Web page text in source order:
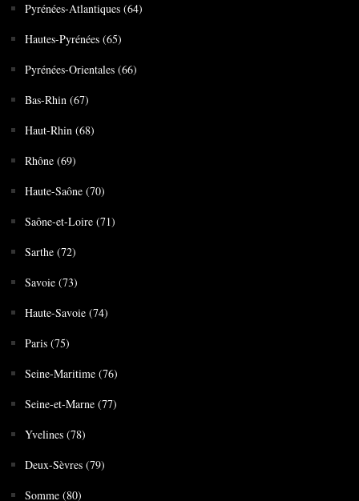
Pyrénées-Atlantiques (64)
Hautes-Pyrénées (65)
Pyrénées-Orientales (66)
Bas-Rhin (67)
Haut-Rhin (68)
Rhône (69)
Haute-Saône (70)
Saône-et-Loire (71)
Sarthe (72)
Savoie (73)
Haute-Savoie (74)
Paris (75)
Seine-Maritime (76)
Seine-et-Marne (77)
Yvelines (78)
Deux-Sèvres (79)
Somme (80)